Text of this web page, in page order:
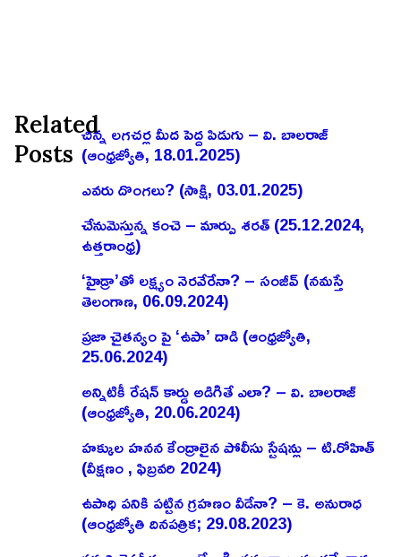
Related
Posts
చిన్న లగచర్ల మీద పెద్ద పిడుగు – వి. బాలరాజ్‌
(ఆంధ్రజ్యోతి, 18.01.2025)
ఎవరు దొంగలు? (సాక్షి, 03.01.2025)
చేనుమెస్తున్న కంచె – మార్పు శరత్ (25.12.2024,
ఉత్తరాంధ్ర)
‘హైడ్రా’తో లక్ష్యం నెరవేరేనా? – సంజీవ్ (నమస్తే
తెలంగాణ, 06.09.2024)
ప్రజా చైతన్యం పై ‘ఉపా’ దాడి (ఆంధ్రజ్యోతి,
25.06.2024)
అన్నిటికీ రేషన్ కార్డు అడిగితే ఎలా? – వి. బాలరాజ్‌
(ఆంధ్రజ్యోతి, 20.06.2024)
హక్కుల హనన కేంద్రాలైన పోలీసు స్టేషన్లు – టి.రోహిత్
(వీక్షణం , ఫిబ్రవరి 2024)
ఉపాధి పనికి పట్టిన గ్రహణం వీడేనా? – కె. అనురాధ
(ఆంధ్రజ్యోతి దినపత్రిక; 29.08.2023)